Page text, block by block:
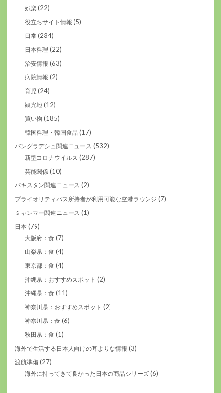
娯楽 (22)
役立ちサイト情報 (5)
日常 (234)
日本料理 (22)
治安情報 (63)
病院情報 (2)
育児 (24)
観光地 (12)
買い物 (185)
韓国料理・韓国食品 (17)
バングラデシュ関連ニュース (532)
新型コロナウイルス (287)
芸能関係 (10)
パキスタン関連ニュース (2)
プライオリティパス所持者が利用可能な空港ラウンジ (7)
ミャンマー関連ニュース (1)
日本 (79)
大阪府：食 (7)
山梨県：食 (4)
東京都：食 (4)
沖縄県：おすすめスポット (2)
沖縄県：食 (11)
神奈川県：おすすめスポット (2)
神奈川県：食 (6)
秋田県：食 (1)
海外で生活する日本人向けの耳よりな情報 (3)
渡航準備 (27)
海外に持ってきて良かった日本の商品シリーズ (6)